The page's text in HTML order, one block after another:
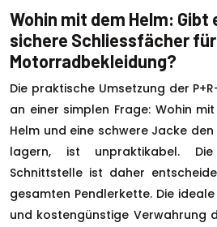
Wohin mit dem Helm: Gibt
sichere Schliessfächer für
Motorradbekleidung?
Die praktische Umsetzung der
an einer simplen Frage: Wohin
Helm und eine schwere Jacke
lagern, ist unpraktikabel.
Schnittstelle ist daher
gesamten Pendlerkette. Die
und kostengünstige Verwahrung